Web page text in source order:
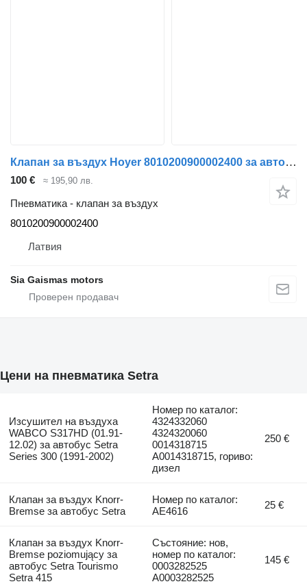
Клапан за въздух Hoyer 8010200900002400 за автобус Setra 4 series
100 € ≈ 195,90 лв.
Пневматика - клапан за въздух
8010200900002400
Латвия
Sia Gaismas motors
Цени на пневматика Setra
Изсушител на въздуха
WABCO S317HD (01.91-
12.02) за автобус Setra
Series 300 (1991-2002)
Номер по каталог:
4324332060
4324320060
0014318715
A0014318715, гориво:
дизел
250 €
Клапан за въздух Knorr-
Bremse за автобус Setra
Номер по каталог:
AE4616
25 €
Клапан за въздух Knorr-
Bremse poziomujący за
автобус Setra Tourismo
Setra 415
Състояние: нов,
номер по каталог:
0003282525
A0003282525
145 €